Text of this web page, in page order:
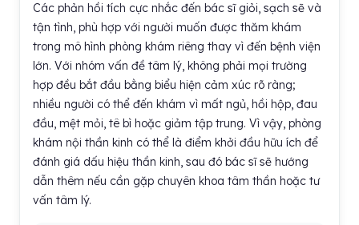
Các phản hồi tích cực nhắc đến bác sĩ giỏi, sạch sẽ và
tận tình, phù hợp với người muốn được thăm khám
trong mô hình phòng khám riêng thay vì đến bệnh viện
lớn. Với nhóm vấn đề tâm lý, không phải mọi trường
hợp đều bắt đầu bằng biểu hiện cảm xúc rõ ràng;
nhiều người có thể đến khám vì mất ngủ, hồi hộp, đau
đầu, mệt mỏi, tê bì hoặc giảm tập trung. Vì vậy, phòng
khám nội thần kinh có thể là điểm khởi đầu hữu ích để
đánh giá dấu hiệu thần kinh, sau đó bác sĩ sẽ hướng
dẫn thêm nếu cần gặp chuyên khoa tâm thần hoặc tư
vấn tâm lý.